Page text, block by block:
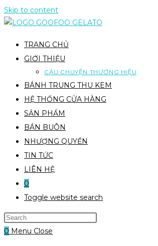
Skip to content
TRANG CHỦ
GIỚI THIỆU
CÂU CHUYỆN THƯƠNG HIỆU
BÁNH TRUNG THU KEM
HỆ THỐNG CỬA HÀNG
SẢN PHẨM
BÁN BUÔN
NHƯỢNG QUYỀN
TIN TỨC
LIÊN HỆ
0
Toggle website search
0 Menu Close